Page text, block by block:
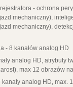
- ochrona
mechaniczny),
mechaniczny),
- 8 kanałów analog HD
analog HD, atrybuty
max 12 obrazów
kanały analog HD, max.